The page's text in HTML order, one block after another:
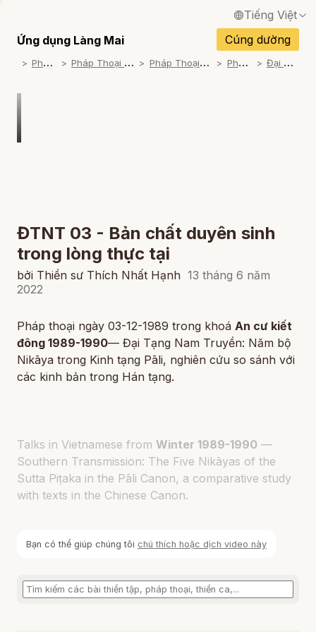
Tiếng Việt
English / Tiếng Anh
Français / Tiếng Pháp
Ứng dụng Làng Mai
Cúng dường
P
háp Thoại P
háp Thoại Thiền Sư Thích Nhất Hạnh P
háp Thoại Theo Bộ An Cư Kiết Đông P
háp Thoại Video Đ
ại Tạng Nam Truyền
ĐTNT 03 - Bản chất duyên sinh
trong lòng thực tại
bởi Thiền sư Thích Nhất Hạnh 13 tháng 6 năm
2022
Pháp thoại ngày 03-12-1989 trong khoá An cư kiết
đông 1989-1990— Đại Tạng Nam Truyền: Năm bộ
Nikāya trong Kinh tạng Pāli, nghiên cứu so sánh với
các kinh bản trong Hán tạng.
Talks in Vietnamese from Winter 1989-1990 —
Southern Transmission: The Five Nikāyas of the
Sutta Piṭaka in the Pāli Canon, a comparative study
with texts in the Chinese Canon.
Bạn có thể giúp chúng tôi chú thích hoặc dịch video này